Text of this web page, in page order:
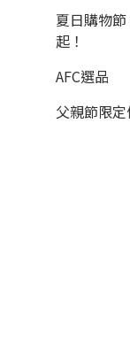
夏日購物
起！
AFC選品
父親節限